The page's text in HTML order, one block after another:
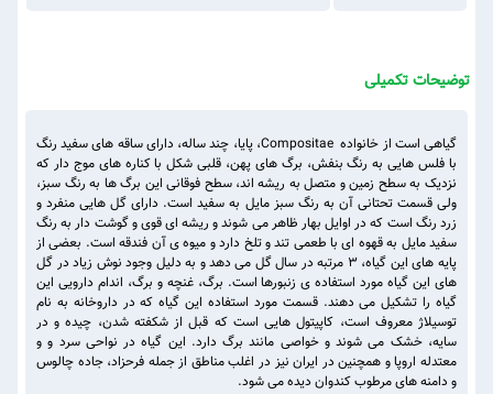
توضیحات تکمیلی
گیاهی است از خانواده Compositae، پایا، چند ساله، دارای ساقه های سفید رنگ
با فلس هایی به رنگ بنفش، برگ های پهن، قلبی شکل با کناره های موج دار که
نزدیک به سطح زمین و متصل به ریشه اند، سطح فوقانی این برگ ها به رنگ سبز،
ولی قسمت تحتانی آن به رنگ سبز مایل به سفید است. دارای گل هایی منفرد و
زرد رنگ است که در اوایل بهار ظاهر می شوند و ریشه ای قوی و گوشت دار به رنگ
سفید مایل به قهوه ای با طعمی تند و تلخ دارد و میوه ی آن فندقه است. بعضی از
پایه های این گیاه، ۳ مرتبه در سال گل می دهد و به دلیل وجود نوش زیاد در گل
های این گیاه مورد استفاده ی زنبورها است. برگ، غنچه و برگ، اندام دارویی این
گیاه را تشکیل می دهند. قسمت مورد استفاده این گیاه که در داروخانه به نام
توسیلاژ معروف است، کاپیتول هایی است که قبل از شکفته شدن، چیده و در
سایه، خشک می شوند و خواصی مانند برگ دارد. این گیاه در نواحی سرد و و
معتدله اروپا و همچنین در ایران نیز در اغلب مناطق از جمله فرحزاد، جاده چالوس
و دامنه های مرطوب کندوان دیده می شود.